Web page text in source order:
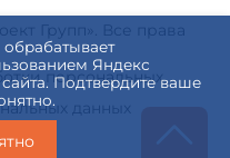
Яндекс
Подтвердите ваше
Групп». Все права
персональных
данных